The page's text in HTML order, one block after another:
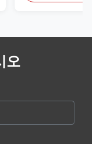
오